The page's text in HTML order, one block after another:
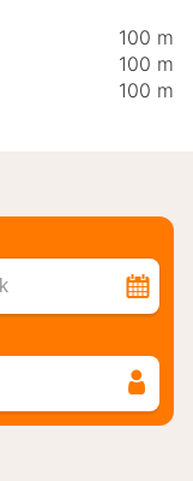
100 m
100 m
100 m